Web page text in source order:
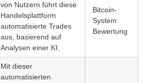
von Nutzern führt diese
Handelsplattform
automatisierte Trades
aus, basierend auf
Analysen einer KI.
Bitcoin-
System
Bewertung
Mit dieser
automatisierten